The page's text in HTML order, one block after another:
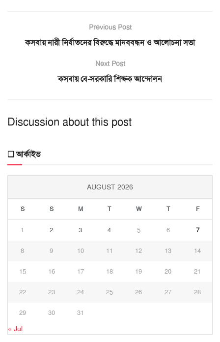
Previous Post
কসবায় নারী নির্যাতনের বিরুদ্ধে মানববন্ধন ও আলোচনা সভা
Next Post
কসবায় বে-সরকারি শিক্ষক আন্দোলন
Discussion about this post
❑ আর্কাইভ
AUGUST 2026
S S M T W T F
1 2 3 4 5 6 7
8 9 10 11 12 13 14
15 16 17 18 19 20 21
22 23 24 25 26 27 28
29 30 31
« Jul